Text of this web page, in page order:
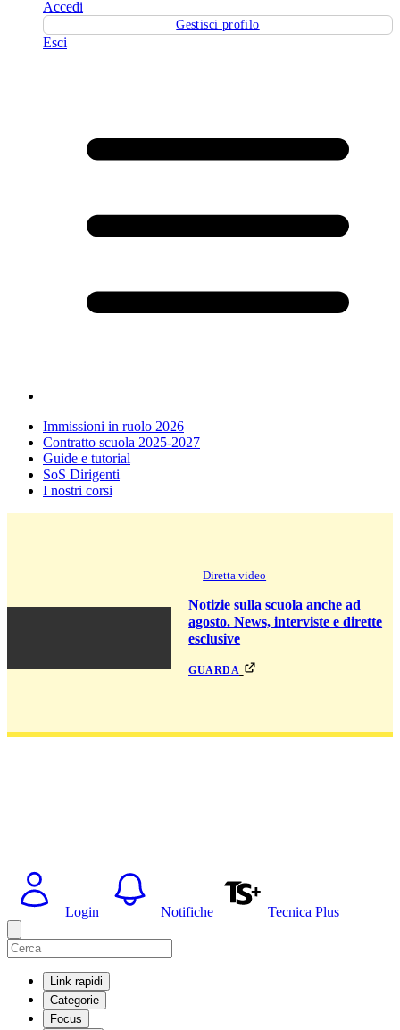
Accedi
Gestisci profilo
Esci
Immissioni in ruolo 2026
Contratto scuola 2025-2027
Guide e tutorial
SoS Dirigenti
I nostri corsi
Diretta video
Notizie sulla scuola anche ad
agosto. News, interviste e dirette
esclusive
guarda
Login Notifiche Tecnica Plus
Link rapidi
Categorie
Focus